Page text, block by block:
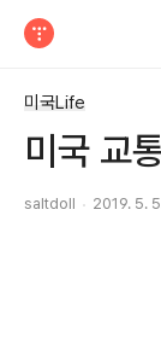
미국Life
미국 교
saltdoll 2019. 5.